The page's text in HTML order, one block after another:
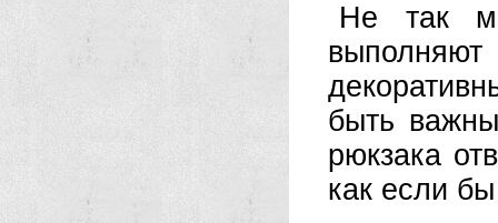
Не так
быть
рюкзака
как если